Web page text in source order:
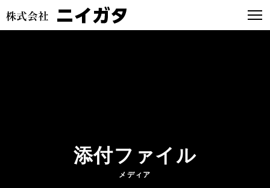
添付ファイル
メディア